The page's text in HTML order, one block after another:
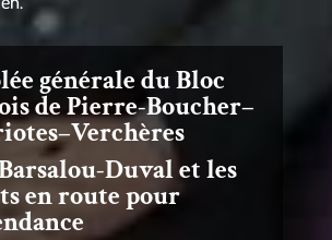
générale du Bloc
de Pierre-Boucher–
Duval et les
en route pour